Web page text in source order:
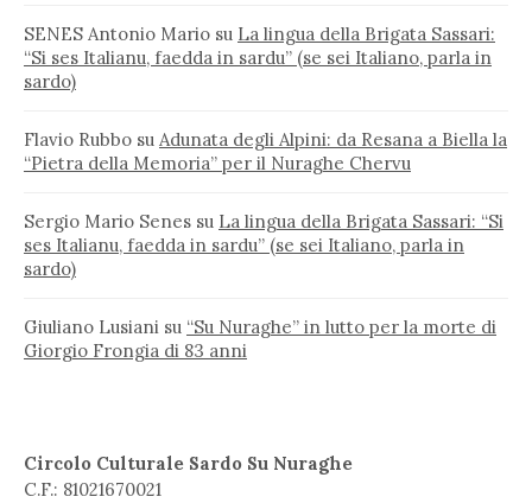
SENES Antonio Mario su La lingua della Brigata Sassari:
“Si ses Italianu, faedda in sardu” (se sei Italiano, parla in
sardo)
Flavio Rubbo su Adunata degli Alpini: da Resana a Biella la
“Pietra della Memoria” per il Nuraghe Chervu
Sergio Mario Senes su La lingua della Brigata Sassari: “Si
ses Italianu, faedda in sardu” (se sei Italiano, parla in
sardo)
Giuliano Lusiani su “Su Nuraghe” in lutto per la morte di
Giorgio Frongia di 83 anni
Circolo Culturale Sardo Su Nuraghe
C.F.: 81021670021